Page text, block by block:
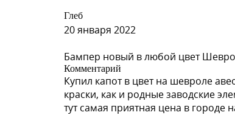
Глеб
20 января 2022
Бампер новый в любой цвет
Комментарий
Купил капот в цвет на шевроле
краски, как и родные заводские
тут самая приятная цена в городе